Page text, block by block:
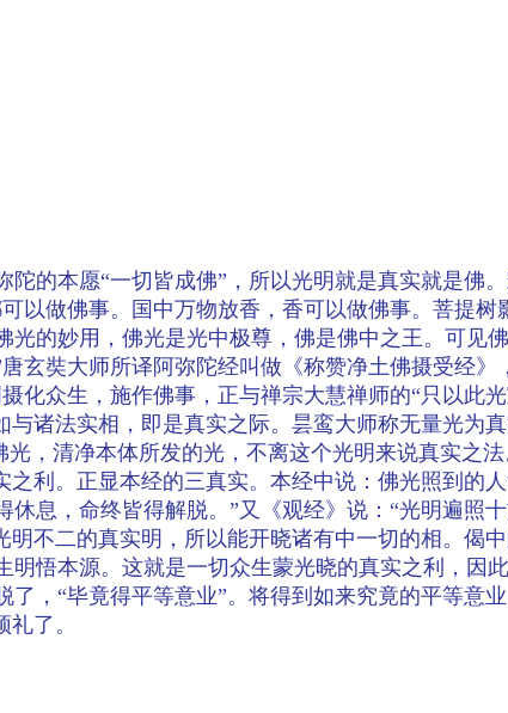
的本愿“一切皆成佛”，所以光明就是真实就是佛
以做佛事。国中万物放香，香可以做佛事。菩提
的妙用，佛光是光中极尊，佛是佛中之王。可见
玄奘大师所译阿弥陀经叫做《称赞净土佛摄受经
化众生，施作佛事，正与禅宗大慧禅师的“只以此
诸法实相，即是真实之际。昙鸾大师称无量光为
光，清净本体所发的光，不离这个光明来说真实之
利。正显本经的三真实。本经中说：佛光照到的
息，命终皆得解脱。”又《观经》说：“光明遍照
不二的真实明，所以能开晓诸有中一切的相。偈
悟本源。这就是一切众生蒙光晓的真实之利，因
，“毕竟得平等意业”。将得到如来究竟的平等意
了。